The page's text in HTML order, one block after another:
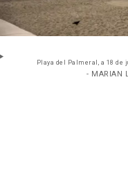
Playa del Palmeral, a 18
- MARIAN